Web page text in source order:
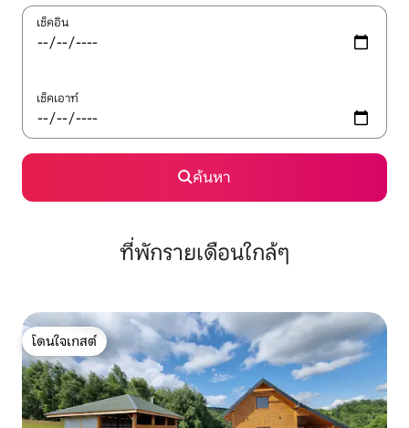
เช็คอิน
เช็คเอาท์
ค้นหา
ที่พักรายเดือนใกล้ๆ
โดนใจเกสต์
โดนใจเกสต์